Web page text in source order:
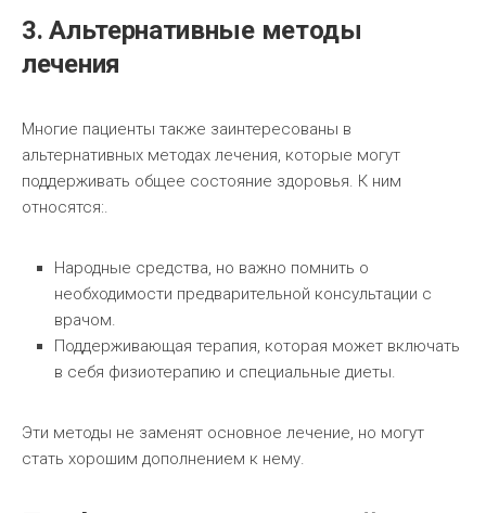
3. Альтернативные методы
лечения
Многие пациенты также заинтересованы в
альтернативных методах лечения, которые могут
поддерживать общее состояние здоровья. К ним
относятся:.
Народные средства, но важно помнить о
необходимости предварительной консультации с
врачом.
Поддерживающая терапия, которая может включать
в себя физиотерапию и специальные диеты.
Эти методы не заменят основное лечение, но могут
стать хорошим дополнением к нему.